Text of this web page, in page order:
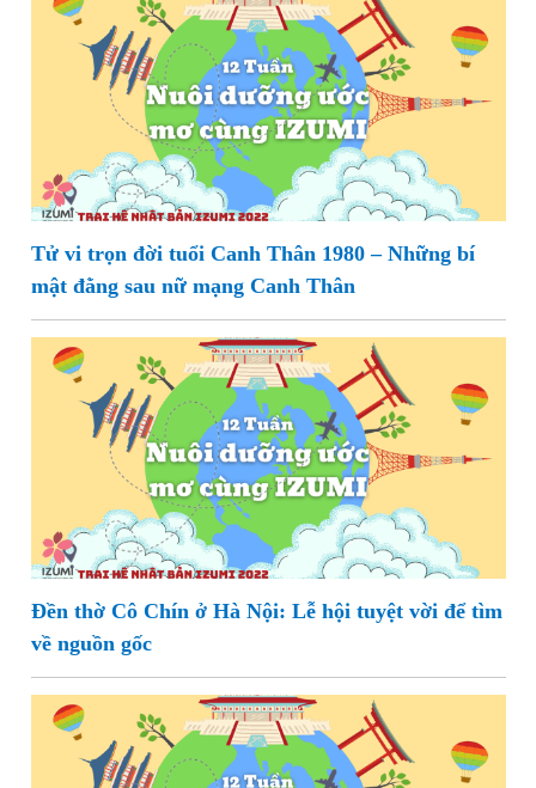
Tử vi trọn đời tuổi Canh Thân 1980 – Những bí
mật đằng sau nữ mạng Canh Thân
Đền thờ Cô Chín ở Hà Nội: Lễ hội tuyệt vời để tìm
về nguồn gốc